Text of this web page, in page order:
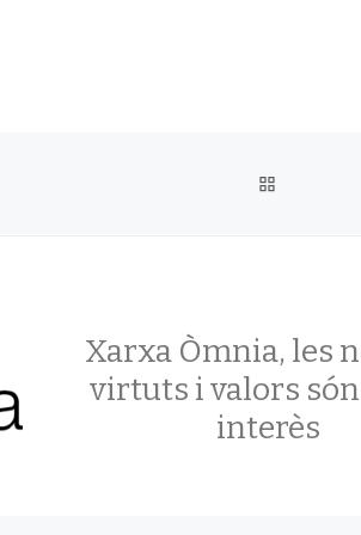
Xarxa Òmnia, les
virtuts i valors
interès